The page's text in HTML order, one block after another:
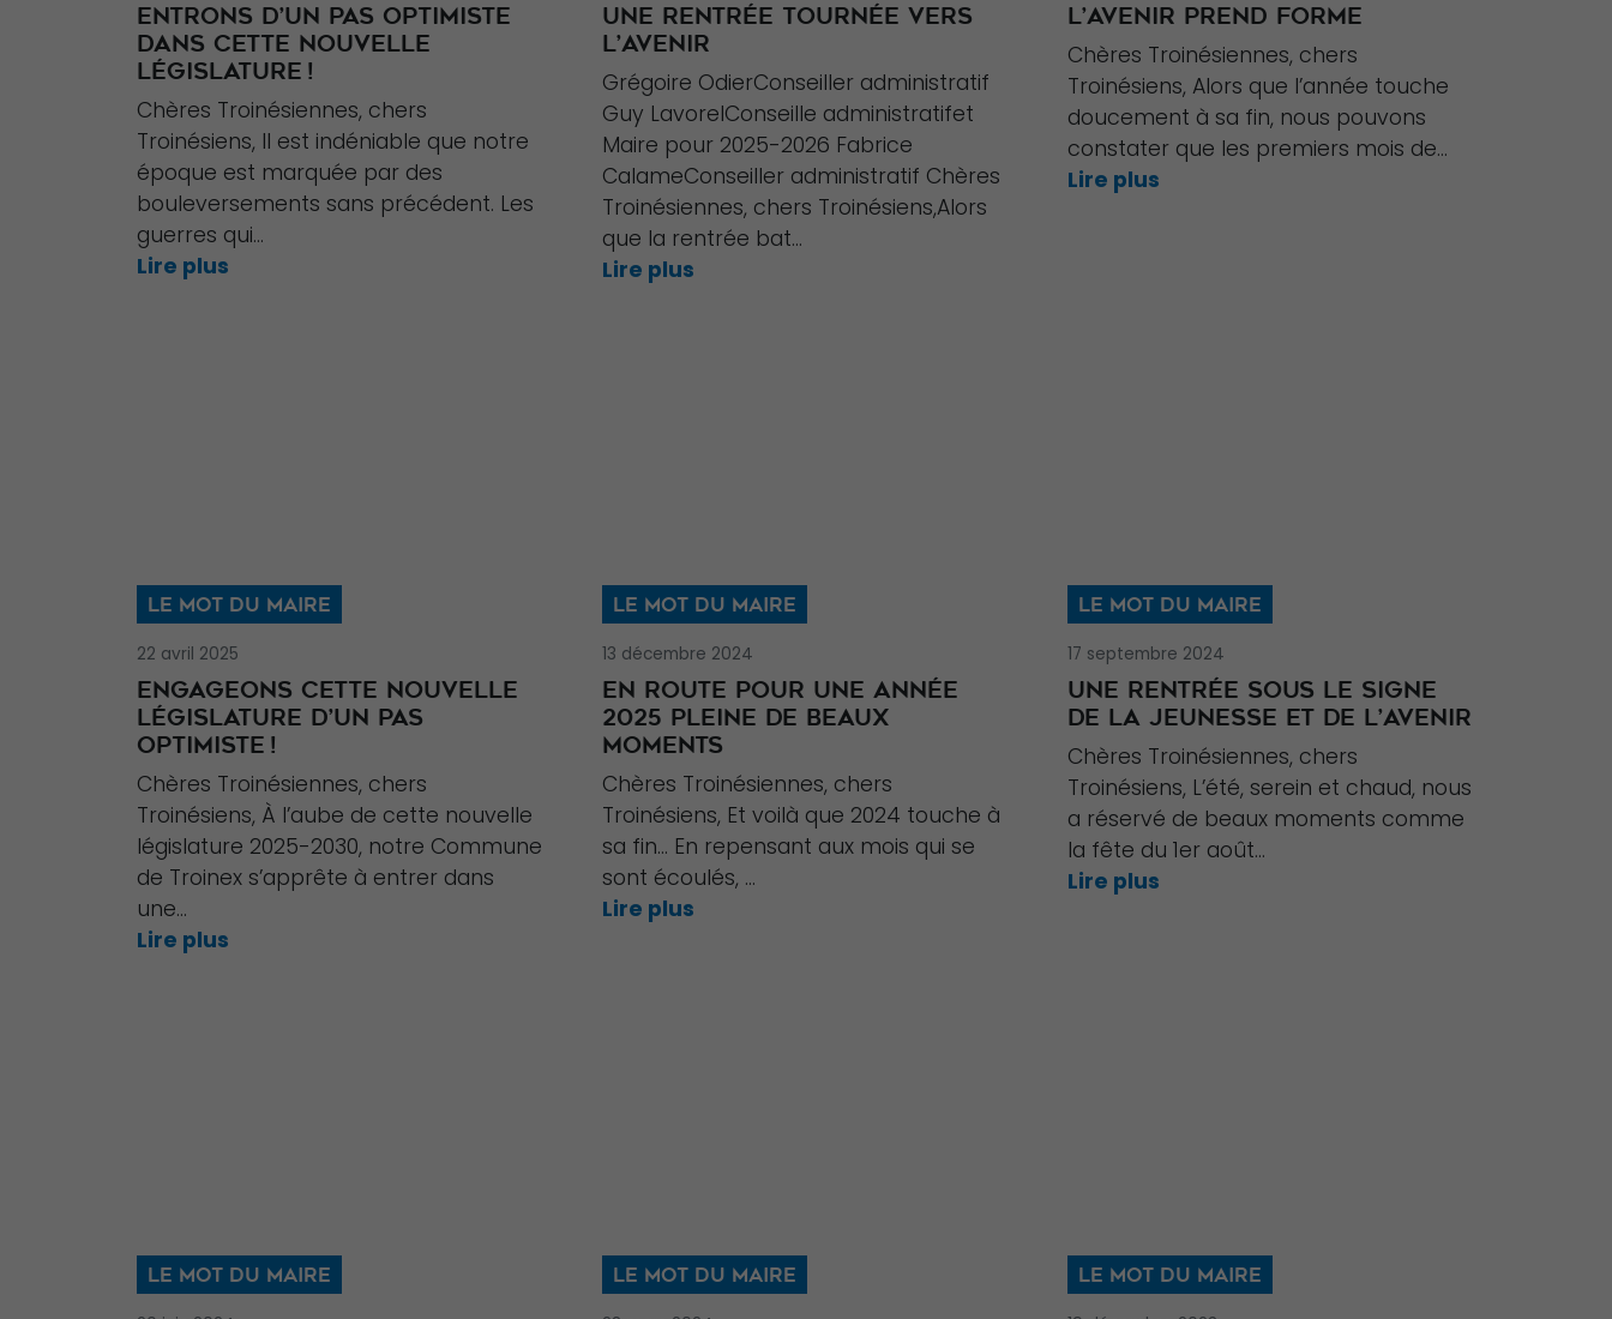
ENTRONS D’UN PAS OPTIMISTE
DANS CETTE NOUVELLE
LÉGISLATURE !
Chères Troinésiennes, chers
Troinésiens, Il est indéniable que notre
époque est marquée par des
bouleversements sans précédent. Les
guerres qui...
Lire plus
UNE RENTRÉE TOURNÉE VERS
L’AVENIR
Grégoire OdierConseiller administratif
Guy LavorelConseille administratifet
Maire pour 2025-2026 Fabrice
CalameConseiller administratif Chères
Troinésiennes, chers Troinésiens,Alors
que la rentrée bat...
Lire plus
L’AVENIR PREND FORME
Chères Troinésiennes, chers
Troinésiens, Alors que l’année touche
doucement à sa fin, nous pouvons
constater que les premiers mois de...
Lire plus
LE MOT DU MAIRE
22 avril 2025
ENGAGEONS CETTE NOUVELLE
LÉGISLATURE D’UN PAS
OPTIMISTE !
Chères Troinésiennes, chers
Troinésiens, À l’aube de cette nouvelle
législature 2025-2030, notre Commune
de Troinex s’apprête à entrer dans
une...
Lire plus
LE MOT DU MAIRE
13 décembre 2024
EN ROUTE POUR UNE ANNÉE
2025 PLEINE DE BEAUX
MOMENTS
Chères Troinésiennes, chers
Troinésiens, Et voilà que 2024 touche à
sa fin… En repensant aux mois qui se
sont écoulés, ...
Lire plus
LE MOT DU MAIRE
17 septembre 2024
UNE RENTRÉE SOUS LE SIGNE
DE LA JEUNESSE ET DE L’AVENIR
Chères Troinésiennes, chers
Troinésiens, L’été, serein et chaud, nous
a réservé de beaux moments comme
la fête du 1er août...
Lire plus
LE MOT DU MAIRE LE MOT DU MAIRE LE MOT DU MAIRE